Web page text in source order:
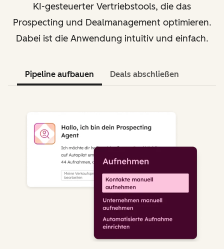
KI-gesteuerter Vertriebstools, die das
Prospecting und Dealmanagement optimieren.
Dabei ist die Anwendung intuitiv und einfach.
Pipeline aufbauen Deals abschließen